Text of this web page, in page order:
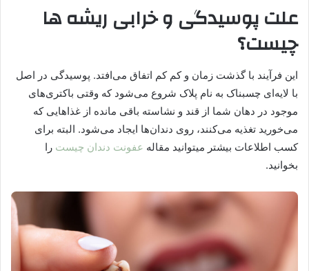
علت پوسیدگی و خرابی ریشه ها
چیست؟
این فرآیند با گذشت زمان و کم کم اتفاق می‌افتد. پوسیدگی در اصل
با لایه‌ای چسبناک به نام پلاک شروع می‌شود که وقتی باکتری‌های
موجود در دهان شما از قند و نشاسته باقی مانده از غذاهایی که
می‌خورید تغذیه می‌کنند، روی دندان‌ها ایجاد می‌شود. البته برای
کسب اطلاعات بیشتر میتوانید مقاله عفونت دندان چیست را
بخوانید.